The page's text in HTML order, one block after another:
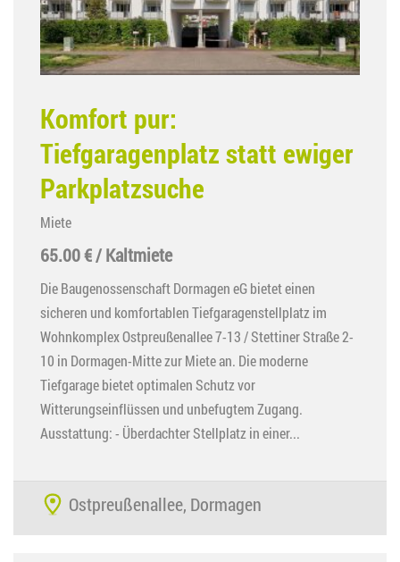
Komfort pur:
Tiefgaragenplatz statt ewiger
Parkplatzsuche
Miete
65.00 € / Kaltmiete
Die Baugenossenschaft Dormagen eG bietet einen
sicheren und komfortablen Tiefgaragenstellplatz im
Wohnkomplex Ostpreußenallee 7-13 / Stettiner Straße 2-
10 in Dormagen-Mitte zur Miete an. Die moderne
Tiefgarage bietet optimalen Schutz vor
Witterungseinflüssen und unbefugtem Zugang.
Ausstattung: - Überdachter Stellplatz in einer...
Ostpreußenallee, Dormagen